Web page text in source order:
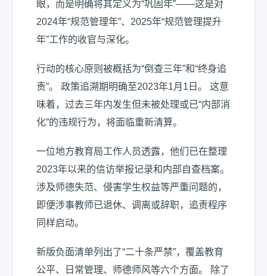
眼，而是明确将其定义为“巩固年”——这是对
2024年“规范管理年”、2025年“规范管理提升
年”工作的收官与深化。
行动的核心原则被概括为“倒查三年”和“终身追
责”。 政策追溯期明确至2023年1月1日。 这意
味着，过去三年内发生但未被处理或已“内部消
化”的违规行为，将面临重新清算。
一位地方教育局工作人员透露，他们已在整理
2023年以来的信访举报记录和内部自查档案。
涉及师德失范、侵害学生权益等严重问题的，
即便涉事教师已退休、调离或辞职，追责程序
同样启动。
新版负面清单列出了“二十条严禁”，覆盖教育
公平、日常管理、师德师风等六个方面。 除了